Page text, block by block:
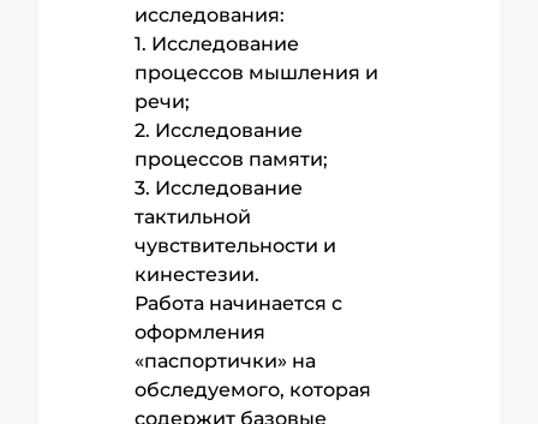
исследования:
1. Исследование
процессов мышления и
речи;
2. Исследование
процессов памяти;
3. Исследование
тактильной
чувствительности и
кинестезии.
Работа начинается с
оформления
«паспортички» на
обследуемого, которая
содержит базовые